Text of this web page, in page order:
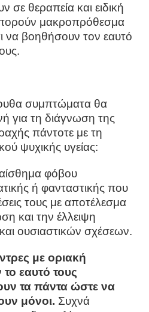
σε θεραπεία και ειδική
μακροπρόθεσμα
να βοηθήσουν τον εαυτό
συμπτώματα θα
για τη διάγνωση της
πάντοτε με τη
ψυχικής υγείας:
φόβου
ή φανταστικής που
τους με αποτέλεσμα
και την έλλειψη
ουσιαστικών σχέσεων.
με οριακή
εαυτό τους
τα πάντα ώστε να
μόνοι. Συχνά